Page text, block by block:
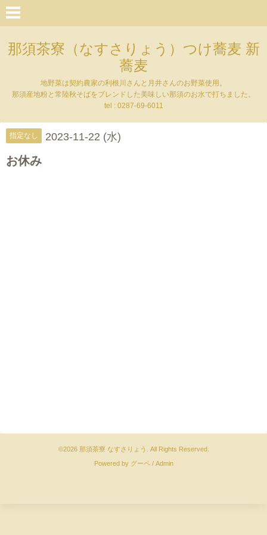
那須茶寮（なすさりょう）つけ蕎麦 新
蕎麦
地野菜は契約農家の利根川さんと月井さんのお野菜使用。
那須産地粉と常陸秋そばをブレンドした美味しい那須のお水で打ちました。
tel : 0287-69-6011
指定なし 2023-11-22 (水)
お休み
©2026 那須茶寮 なすさりょう
. All Rights Reserved.
Powered by グーペ/ Admin